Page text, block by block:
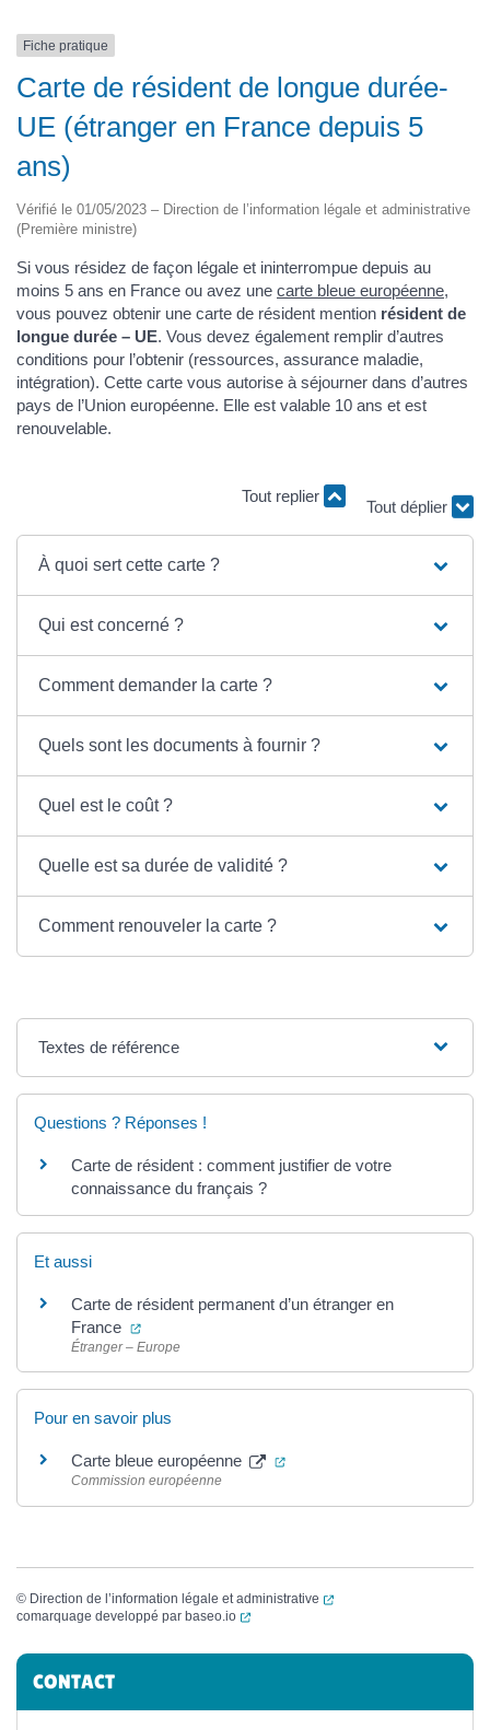
Fiche pratique
Carte de résident de longue durée-
UE (étranger en France depuis 5
ans)
Vérifié le 01/05/2023 – Direction de l’information légale et administrative
(Première ministre)
Si vous résidez de façon légale et ininterrompue depuis au
moins 5 ans en France ou avez une carte bleue européenne,
vous pouvez obtenir une carte de résident mention résident de
longue durée – UE. Vous devez également remplir d’autres
conditions pour l’obtenir (ressources, assurance maladie,
intégration). Cette carte vous autorise à séjourner dans d’autres
pays de l’Union européenne. Elle est valable 10 ans et est
renouvelable.
Tout replier Tout déplier
À quoi sert cette carte ?
Qui est concerné ?
Comment demander la carte ?
Quels sont les documents à fournir ?
Quel est le coût ?
Quelle est sa durée de validité ?
Comment renouveler la carte ?
Textes de référence
Questions ? Réponses !
Carte de résident : comment justifier de votre
connaissance du français ?
Et aussi
Carte de résident permanent d’un étranger en
France
(ouverture dans un nouvel onglet)
Étranger – Europe
Pour en savoir plus
Carte bleue européenne (ouverture dans un nouvel
Commission européenne
© Direction de l’information légale et administrative
(ouverture dans un
comarquage developpé par baseo.io (ouverture dans un nouvel onglet)
Informations complémentaires
CONTACT